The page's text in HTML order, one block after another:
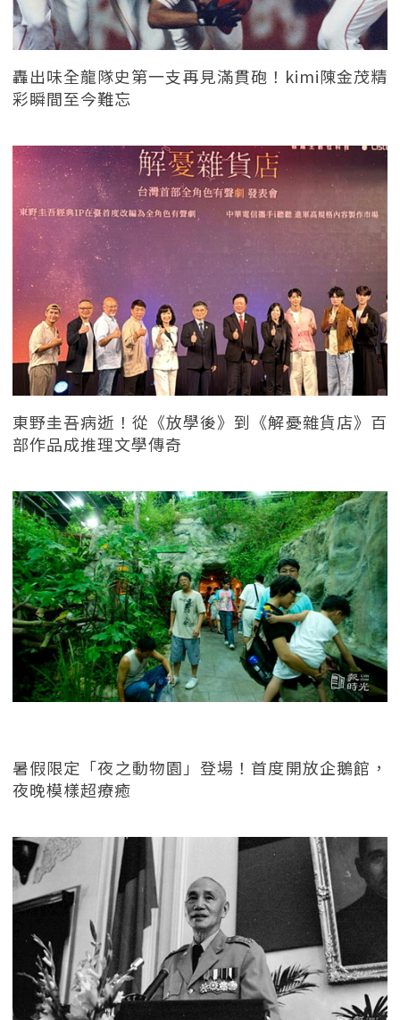
轟出味全龍隊史第一支再見滿貫砲！kimi陳金茂精
彩瞬間至今難忘
東野圭吾病逝！從《放學後》到《解憂雜貨店》百
部作品成推理文學傳奇
暑假限定「夜之動物園」登場！首度開放企鵝館，
夜晚模樣超療癒